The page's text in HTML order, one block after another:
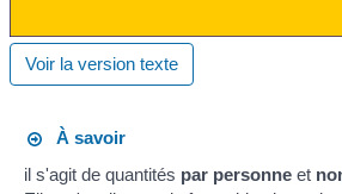
Voir la version texte
À savoir
il s'agit de quantités par personneet